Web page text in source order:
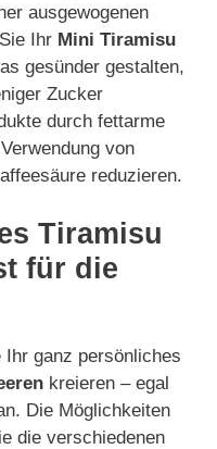
ausgewogenen
Ihr Mini Tiramisu
gesünder gestalten,
Zucker
durch fettarme
von
reduzieren.
Tiramisu
für die
ganz persönliches
kreieren – egal
Die Möglichkeiten
die verschiedenen